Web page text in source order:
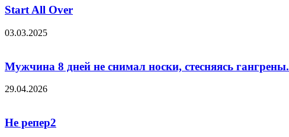
Start All Over
03.03.2025
Мужчина 8 дней не снимал носки, стесняясь
29.04.2026
Не репер2